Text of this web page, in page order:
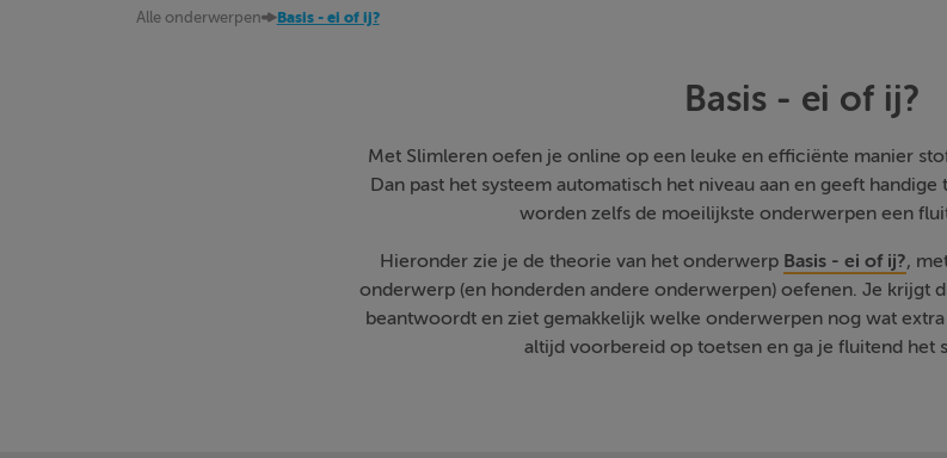
Alle onderwerpen Basis - ei of ij?
Basis - ei of ij?
Met Slimleren oefen je online op een leuke en efficiënte manier
Dan past het systeem automatisch het niveau aan en geeft
worden zelfs de moeilijkste onderwerpen een
Hieronder zie je de theorie van het onderwerp Basis - ei of ij?,
onderwerp (en honderden andere onderwerpen) oefenen. Je krijgt
beantwoordt en ziet gemakkelijk welke onderwerpen nog wat
altijd voorbereid op toetsen en ga je fluitend het